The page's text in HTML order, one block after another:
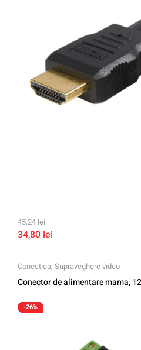
45,24lei
34,80 lei
Conectica, Supraveghere video
Conector de alimentare mama,
-26%